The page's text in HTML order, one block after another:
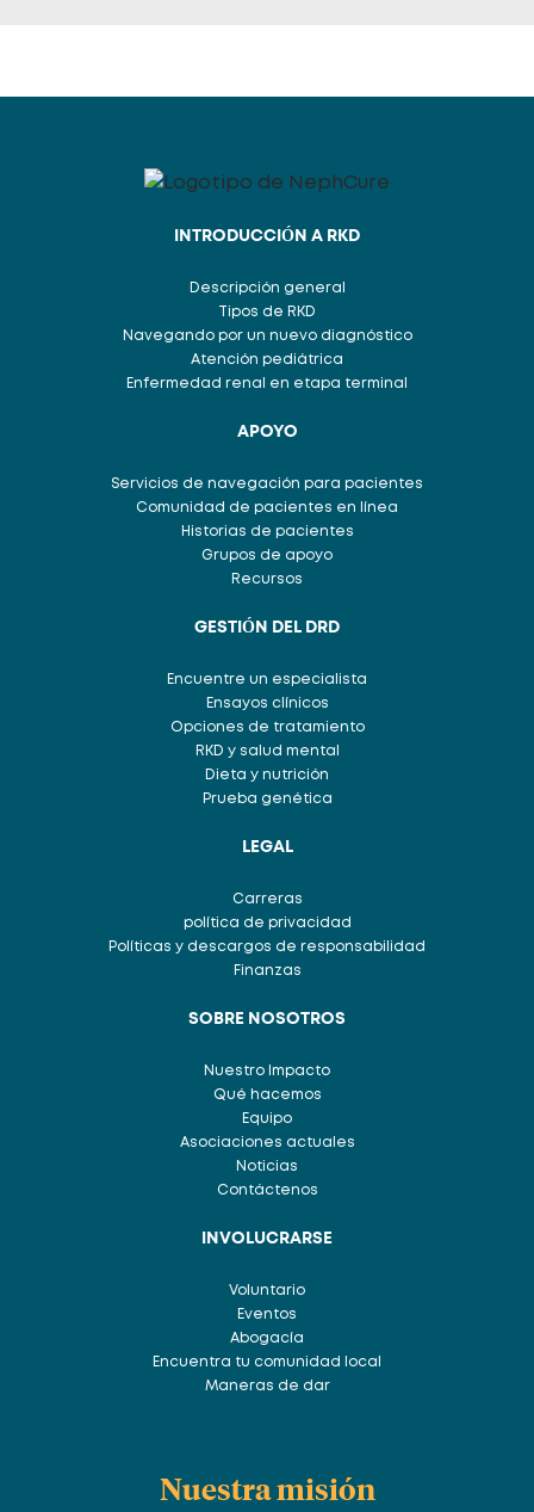
INTRODUCCIÓN A RKD
Descripción general
Tipos de RKD
Navegando por un nuevo diagnóstico
Atención pediátrica
Enfermedad renal en etapa terminal
APOYO
Servicios de navegación para pacientes
Comunidad de pacientes en línea
Historias de pacientes
Grupos de apoyo
Recursos
GESTIÓN DEL DRD
Encuentre un especialista
Ensayos clínicos
Opciones de tratamiento
RKD y salud mental
Dieta y nutrición
Prueba genética
LEGAL
Carreras
política de privacidad
Políticas y descargos de responsabilidad
Finanzas
SOBRE NOSOTROS
Nuestro Impacto
Qué hacemos
Equipo
Asociaciones actuales
Noticias
Contáctenos
INVOLUCRARSE
Voluntario
Eventos
Abogacía
Encuentra tu comunidad local
Maneras de dar
Nuestra misión